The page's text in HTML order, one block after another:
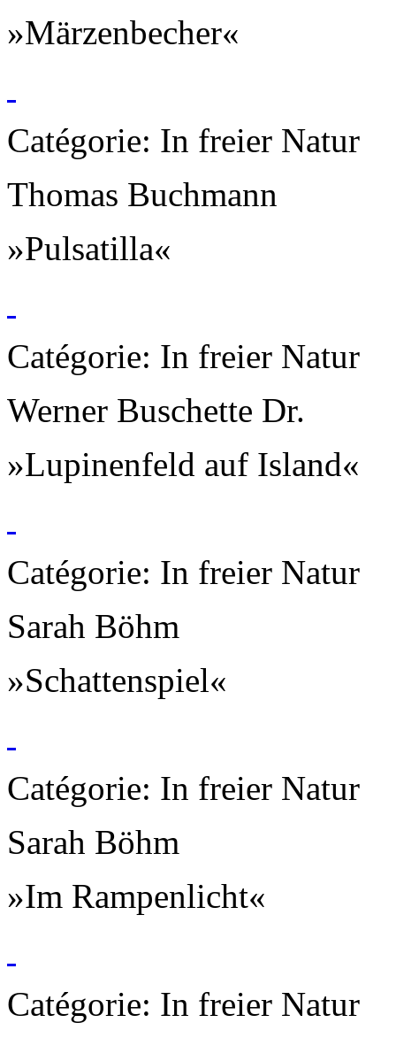
»Märzenbecher«
Catégorie: In freier Natur
Thomas Buchmann
»Pulsatilla«
Catégorie: In freier Natur
Werner Buschette Dr.
»Lupinenfeld auf Island«
Catégorie: In freier Natur
Sarah Böhm
»Schattenspiel«
Catégorie: In freier Natur
Sarah Böhm
»Im Rampenlicht«
Catégorie: In freier Natur